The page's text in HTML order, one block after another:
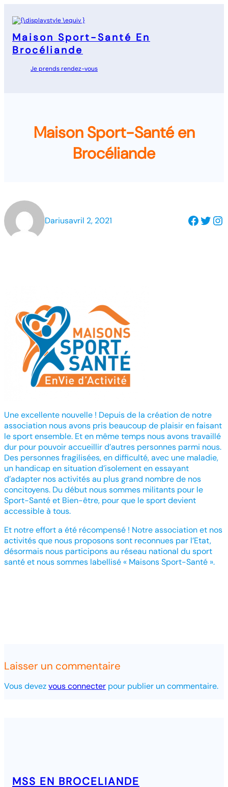
au
Maison Sport-Santé En
Brocéliande
Je prends rendez-vous
Maison Sport-Santé en
Brocéliande
Dariusavril 2, 2021 Facebook Twitter Instagram
Une excellente nouvelle ! Depuis de la création de notre
association nous avons pris beaucoup de plaisir en faisant
le sport ensemble. Et en même temps nous avons travaillé
dur pour pouvoir accueillir d’autres personnes parmi nous.
Des personnes fragilisées, en difficulté, avec une maladie,
un handicap en situation d’isolement en essayant
d’adapter nos activités au plus grand nombre de nos
concitoyens. Du début nous sommes militants pour le
Sport-Santé et Bien-être, pour que le sport devient
accessible à tous.
Et notre effort a été récompensé ! Notre association et nos
activités que nous proposons sont reconnues par l’Etat,
désormais nous participons au réseau national du sport
santé et nous sommes labellisé « Maisons Sport-Santé ».
Laisser un commentaire
Vous devezvous connecter pour publier un commentaire.
MSS EN BROCELIANDE